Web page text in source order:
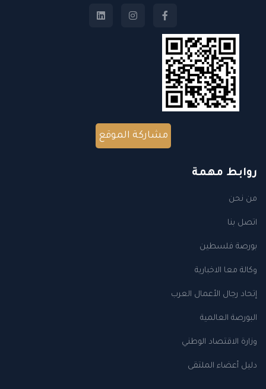
مشاركة الموقع
روابط مهمة
من نحن
اتصل بنا
بورصة فلسطين
وكالة معا الاخبارية
إتحاد رجال الأعمال العرب
البورصة العالمية
وزارة الاقتصاد الوطني
دليل أعضاء الملتقى